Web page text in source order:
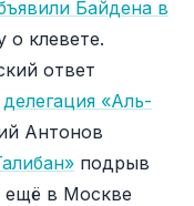
Байдена в
о клевете.
ответ
делегация «Аль-
Антонов
подрыв
ещё в Москве